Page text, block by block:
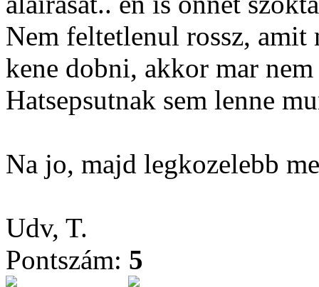
Nem feltetlenul rossz, amit
kene dobni, akkor mar
Hatsepsutnak sem lenne
Na jo, majd legkozelebb
Udv, T.
Pontszám: 5